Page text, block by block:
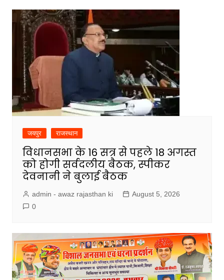
जयपुर राजस्थान
विधानसभा के 16 सत्र से पहले 18 अगस्त
को होगी सर्वदलीय बैठक, स्पीकर
देवनानी ने बुलाई बैठक
admin - awaz rajasthan ki
August 5, 2026
0